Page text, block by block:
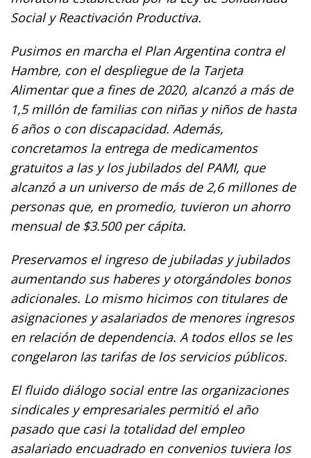
Social y Reactivación Productiva.
Pusimos en marcha el Plan Argentina contra el
Hambre, con el despliegue de la Tarjeta
Alimentar que a fines de 2020, alcanzó a más de
1,5 millón de familias con niñas y niños de hasta
6 años o con discapacidad. Además,
concretamos la entrega de medicamentos
gratuitos a las y los jubilados del PAMI, que
alcanzó a un universo de más de 2,6 millones de
personas que, en promedio, tuvieron un ahorro
mensual de $3.500 per cápita.
Preservamos el ingreso de jubiladas y jubilados
aumentando sus haberes y otorgándoles bonos
adicionales. Lo mismo hicimos con titulares de
asignaciones y asalariados de menores ingresos
en relación de dependencia. A todos ellos se les
congelaron las tarifas de los servicios públicos.
El fluido diálogo social entre las organizaciones
sindicales y empresariales permitió el año
pasado que casi la totalidad del empleo
asalariado encuadrado en convenios tuviera los